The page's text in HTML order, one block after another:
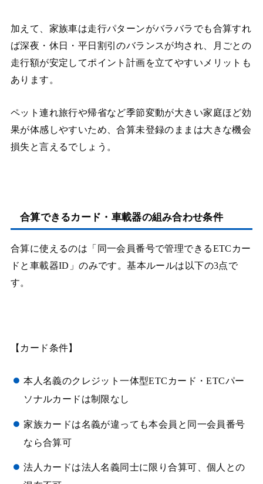
加えて、家族車は走行パターンがバラバラでも合算すれ
ば深夜・休日・平日割引のバランスが均され、月ごとの
走行額が安定してポイント計画を立てやすいメリットも
あります。
ペット連れ旅行や帰省など季節変動が大きい家庭ほど効
果が体感しやすいため、合算未登録のままは大きな機会
損失と言えるでしょう。
合算できるカード・車載器の組み合わせ条件
合算に使えるのは「同一会員番号で管理できるETCカー
ドと車載器ID」のみです。基本ルールは以下の3点で
す。
【カード条件】
本人名義のクレジット一体型ETCカード・ETCパー
ソナルカードは制限なし
家族カードは名義が違っても本会員と同一会員番号
なら合算可
法人カードは法人名義同士に限り合算可、個人との